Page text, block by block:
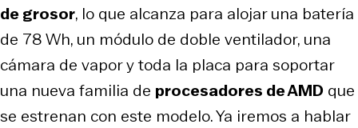
de grosor, lo que alcanza para alojar una batería
de 78 Wh, un módulo de doble ventilador, una
cámara de vapor y toda la placa para soportar
una nueva familia de procesadores de AMD que
se estrenan con este modelo. Ya iremos a hablar